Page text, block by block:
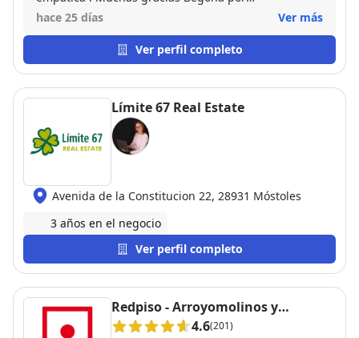
acompañarnos en este sueño !
hace 25 días Ver más
Ver perfil completo
Límite 67 Real Estate
Avenida de la Constitucion 22, 28931 Móstoles
3 años en el negocio
Ver perfil completo
Redpiso - Arroyomolinos y
Móstoles
4.6(201)